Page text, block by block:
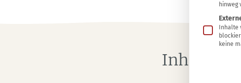
hinweg
Inhalte
keine